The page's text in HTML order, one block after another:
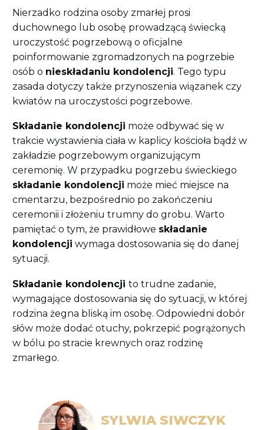
Nierzadko rodzina osoby zmarłej prosi
duchownego lub osobę prowadzącą świecką
uroczystość pogrzebową o oficjalne
poinformowanie zgromadzonych na pogrzebie
osób o nieskładaniu kondolencji. Tego typu
zasada dotyczy także przynoszenia wiązanek czy
kwiatów na uroczystości pogrzebowe.
Składanie kondolencji może odbywać się w
trakcie wystawienia ciała w kaplicy kościoła bądź w
zakładzie pogrzebowym organizującym
ceremonię. W przypadku pogrzebu świeckiego
składanie kondolencji może mieć miejsce na
cmentarzu, bezpośrednio po zakończeniu
ceremonii i złożeniu trumny do grobu. Warto
pamiętać o tym, że prawidłowe składanie
kondolencji wymaga dostosowania się do danej
sytuacji.
Składanie kondolencji to trudne zadanie,
wymagające dostosowania się do sytuacji, w której
rodzina żegna bliską im osobę. Odpowiedni dobór
słów może dodać otuchy, pokrzepić pogrążonych
w bólu po stracie krewnych oraz rodzinę
zmarłego.
SYLWIA SIWCZYK